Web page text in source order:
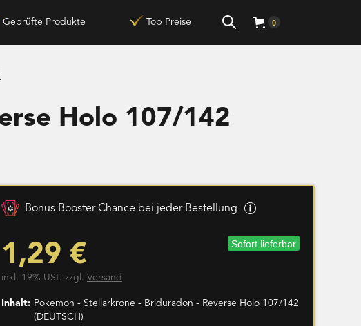
Geprüfte Produkte Top Preise 0
Holo 107/142
Bonus Booster Chance bei jeder Bestellung
1,29 € Sofort lieferbar
inkl. 19% USt. zzgl. Versand
Inhalt: Pokemon - Stellarkrone - Briduradon - Reverse Holo 107/142
(DEUTSCH)